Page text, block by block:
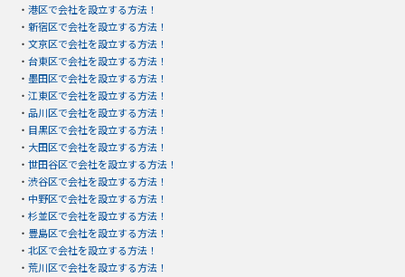
・ 港区で会社を設立する方法！
・ 新宿区で会社を設立する方法！
・ 文京区で会社を設立する方法！
・ 台東区で会社を設立する方法！
・ 墨田区で会社を設立する方法！
・ 江東区で会社を設立する方法！
・ 品川区で会社を設立する方法！
・ 目黒区で会社を設立する方法！
・ 大田区で会社を設立する方法！
・ 世田谷区で会社を設立する方法！
・ 渋谷区で会社を設立する方法！
・ 中野区で会社を設立する方法！
・ 杉並区で会社を設立する方法！
・ 豊島区で会社を設立する方法！
・ 北区で会社を設立する方法！
・ 荒川区で会社を設立する方法！